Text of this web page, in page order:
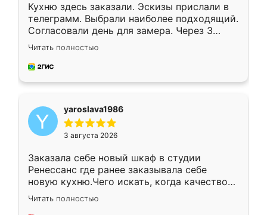
Кухню здесь заказали. Эскизы прислали в
телеграмм. Выбрали наиболее подходящий.
Согласовали день для замера. Через 3
недели кухня была уже готова. Остались
довольны работой. Спасибо Ренессанс
мебель за качественную работу!
Читать полностью
yaroslava1986
3 августа 2026
Заказала себе новый шкаф в студии
Ренессанс где ранее заказывала себе
новую кухню.Чего искать, когда качеством
вполне довольна. Служит кухня уже почти
два года, нареканий нет.
Читать полностью